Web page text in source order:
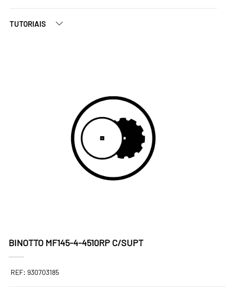
TUTORIAIS
BINOTTO MF145-4-4510RP C/SUPT
REF: 930703185